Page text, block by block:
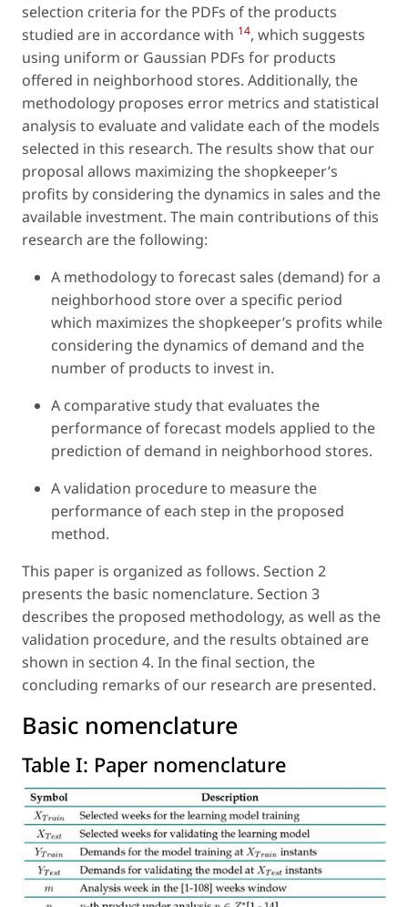
selection criteria for the PDFs of the products
studied are in accordance with 14, which suggests
using uniform or Gaussian PDFs for products
offered in neighborhood stores. Additionally, the
methodology proposes error metrics and statistical
analysis to evaluate and validate each of the models
selected in this research. The results show that our
proposal allows maximizing the shopkeeper’s
profits by considering the dynamics in sales and the
available investment. The main contributions of this
research are the following:
A methodology to forecast sales (demand) for a
neighborhood store over a specific period
which maximizes the shopkeeper’s profits while
considering the dynamics of demand and the
number of products to invest in.
A comparative study that evaluates the
performance of forecast models applied to the
prediction of demand in neighborhood stores.
A validation procedure to measure the
performance of each step in the proposed
method.
This paper is organized as follows. Section 2
presents the basic nomenclature. Section 3
describes the proposed methodology, as well as the
validation procedure, and the results obtained are
shown in section 4. In the final section, the
concluding remarks of our research are presented.
Basic nomenclature
Table I: Paper nomenclature